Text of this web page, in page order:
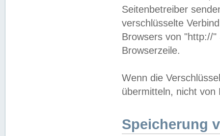
Seitenbetreiber
verschlüsselte
Browsers von "http://
Browserzeile.
Wenn die
übermitteln, nicht von
Speicherung